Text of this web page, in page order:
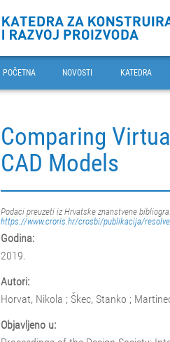
POČETNA NOVOSTI KATEDRA
Comparing
CAD Models
Podaci preuzeti iz Hrvatske znanstvene
https://www.croris.hr/crosbi/publikacija/
Godina:
2019.
Autori:
Horvat, Nikola ; Škec, Stanko ;
Objavljeno u: